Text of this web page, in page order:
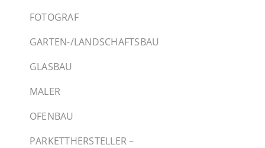
FOTOGRAF
GARTEN-/LANDSCHAFTSBAU
GLASBAU
MALER
OFENBAU
PARKETTHERSTELLER –